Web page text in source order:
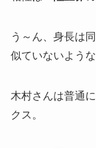
う～ん、身長は
似ていないような
木村さんは普通
クス。